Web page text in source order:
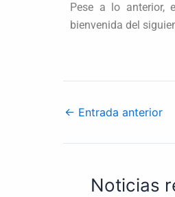
Pese a lo anterior,
bienvenida del
← Entrada anterior
Noticias